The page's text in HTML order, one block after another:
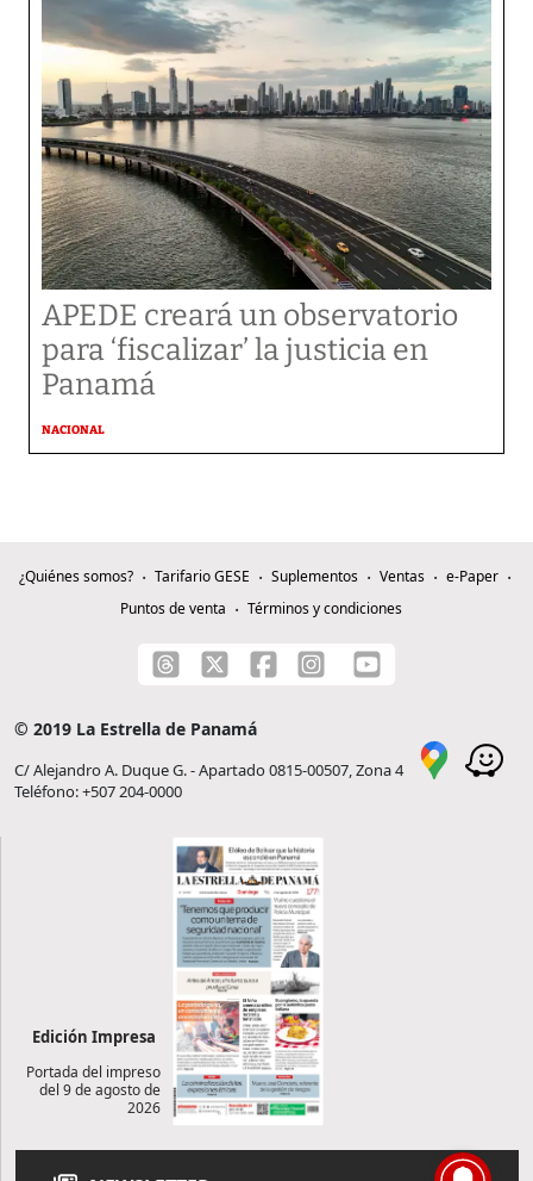
APEDE creará un observatorio
para ‘fiscalizar’ la justicia en
Panamá
NACIONAL
¿Quiénes somos? Tarifario GESE Suplementos Ventas
e-Paper
Puntos de venta
Términos y condiciones
© 2019 La Estrella de Panamá
C/ Alejandro A. Duque G. - Apartado 0815-00507, Zona 4
Teléfono: +507 204-0000
Edición Impresa
Portada del impreso
del 9 de agosto de
2026